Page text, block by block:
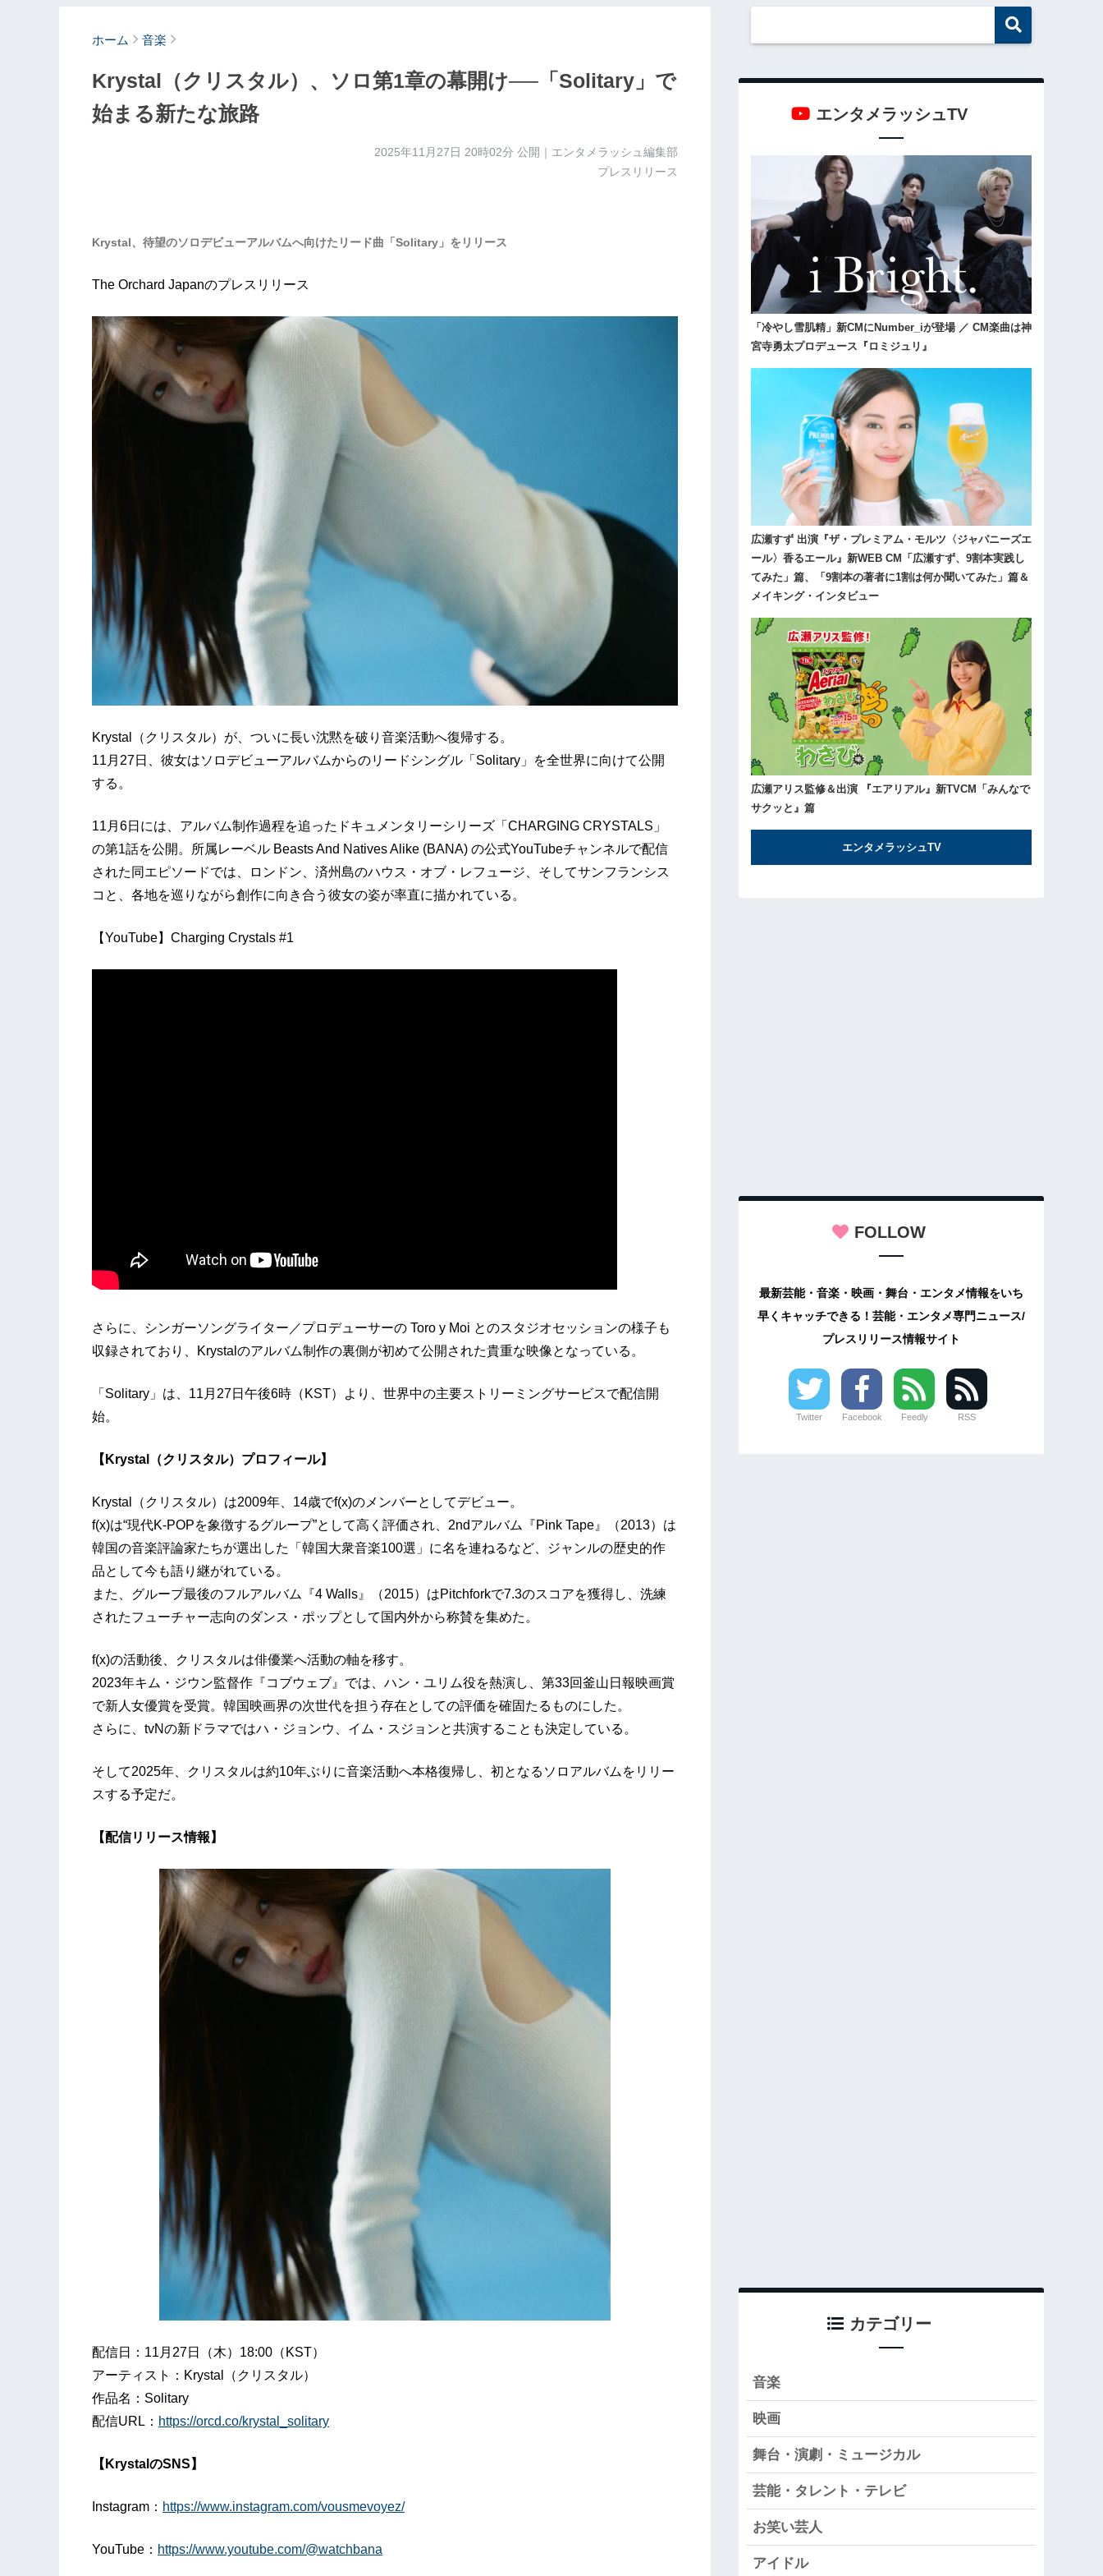
ホーム 音楽
Krystal（クリスタル）、ソロ第1章の幕開け──「Solitary」で
始まる新たな旅路
2025年11月27日 20時02分 公開｜エンタメラッシュ編集部
プレスリリース
Krystal、待望のソロデビューアルバムへ向けたリード曲「Solitary」をリリース
The Orchard Japanのプレスリリース
Krystal（クリスタル）が、ついに長い沈黙を破り音楽活動へ復帰する。
11月27日、彼女はソロデビューアルバムからのリードシングル「Solitary」を全世界に向けて公開
する。
11月6日には、アルバム制作過程を追ったドキュメンタリーシリーズ「CHARGING CRYSTALS」
の第1話を公開。所属レーベル Beasts And Natives Alike (BANA) の公式YouTubeチャンネルで配信
された同エピソードでは、ロンドン、済州島のハウス・オブ・レフュージ、そしてサンフランシス
コと、各地を巡りながら創作に向き合う彼女の姿が率直に描かれている。
【YouTube】Charging Crystals #1
さらに、シンガーソングライター／プロデューサーの Toro y Moi とのスタジオセッションの様子も
収録されており、Krystalのアルバム制作の裏側が初めて公開された貴重な映像となっている。
「Solitary」は、11月27日午後6時（KST）より、世界中の主要ストリーミングサービスで配信開
始。
【Krystal（クリスタル）プロフィール】
Krystal（クリスタル）は2009年、14歳でf(x)のメンバーとしてデビュー。
f(x)は“現代K-POPを象徴するグループ”として高く評価され、2ndアルバム『Pink Tape』（2013）は
韓国の音楽評論家たちが選出した「韓国大衆音楽100選」に名を連ねるなど、ジャンルの歴史的作
品として今も語り継がれている。
また、グループ最後のフルアルバム『4 Walls』（2015）はPitchforkで7.3のスコアを獲得し、洗練
されたフューチャー志向のダンス・ポップとして国内外から称賛を集めた。
f(x)の活動後、クリスタルは俳優業へ活動の軸を移す。
2023年キム・ジウン監督作『コブウェブ』では、ハン・ユリム役を熱演し、第33回釜山日報映画賞
で新人女優賞を受賞。韓国映画界の次世代を担う存在としての評価を確固たるものにした。
さらに、tvNの新ドラマではハ・ジョンウ、イム・スジョンと共演することも決定している。
そして2025年、クリスタルは約10年ぶりに音楽活動へ本格復帰し、初となるソロアルバムをリリー
スする予定だ。
【配信リリース情報】
配信日：11月27日（木）18:00（KST）
アーティスト：Krystal（クリスタル）
作品名：Solitary
配信URL： https://orcd.co/krystal_solitary
【KrystalのSNS】
Instagram： https://www.instagram.com/vousmevoyez/
YouTube： https://www.youtube.com/@watchbana
エンタメラッシュTV
「冷やし雪肌精」新CMにNumber_iが登場 ／ CM楽曲は神
宮寺勇太プロデュース『ロミジュリ』
広瀬すず 出演『ザ・プレミアム・モルツ〈ジャパニーズエ
ール〉香るエール』新WEB CM「広瀬すず、9割本実践し
てみた」篇、「9割本の著者に1割は何か聞いてみた」篇＆
メイキング・インタビュー
広瀬アリス監修＆出演 『エアリアル』新TVCM「みんなで
サクッと』篇
エンタメラッシュTV
FOLLOW
最新芸能・音楽・映画・舞台・エンタメ情報をいち
早くキャッチできる！芸能・エンタメ専門ニュース/
プレスリリース情報サイト
Twitter Facebook Feedly RSS
カテゴリー
音楽
映画
舞台・演劇・ミュージカル
芸能・タレント・テレビ
お笑い芸人
アイドル